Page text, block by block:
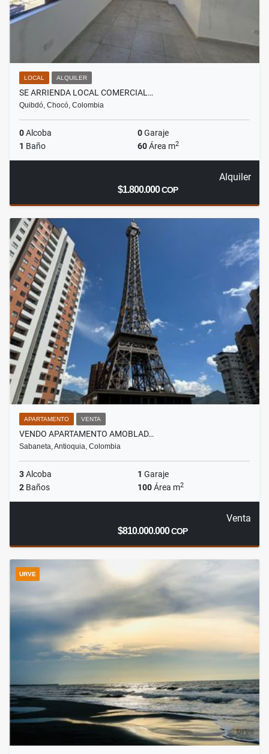
LOCAL ALQUILER
SE ARRIENDA LOCAL COMERCIAL…
Quibdó, Chocó, Colombia
0Alcoba 0Garaje
1 Baño 60Área m2
Alquiler
$1.800.000COP
APARTAMENTO VENTA
VENDO APARTAMENTO AMOBLAD…
Sabaneta, Antioquia, Colombia
3Alcoba 1 Garaje
2 Baños 100Área m2
Venta
$810.000.000COP
URVE